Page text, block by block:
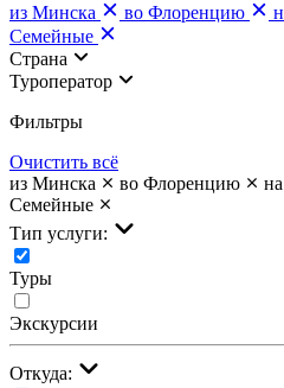
из Минска
во Флоренцию
Семейные
Страна
Туроператор
Фильтры
Очистить всё
из Минска
во Флоренцию
Семейные
Тип услуги:
Туры
Экскурсии
Откуда: